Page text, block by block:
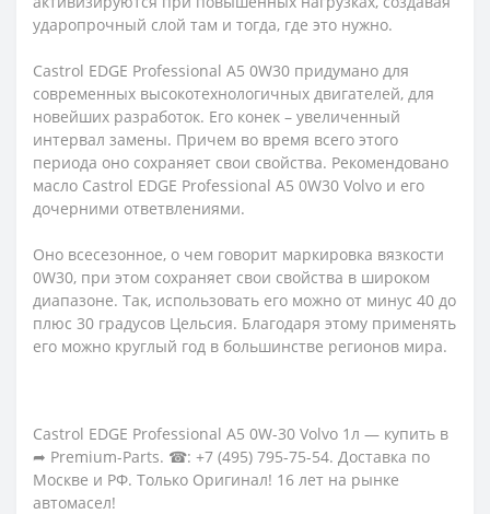
ударопрочный слой там и тогда, где это нужно.
Castrol EDGE Professional A5 0W30 придумано для
современных высокотехнологичных двигателей, для
новейших разработок. Его конек – увеличенный
интервал замены. Причем во время всего этого
периода оно сохраняет свои свойства. Рекомендовано
масло Castrol EDGE Professional A5 0W30 Volvo и его
дочерними ответвлениями.
Оно всесезонное, о чем говорит маркировка вязкости
0W30, при этом сохраняет свои свойства в широком
диапазоне. Так, использовать его можно от минус 40 до
плюс 30 градусов Цельсия. Благодаря этому применять
его можно круглый год в большинстве регионов мира.
Castrol EDGE Professional A5 0W-30 Volvo 1л — купить в
➦ Premium-Parts. ☎: +7 (495) 795-75-54. Доставка по
Москве и РФ. Только Оригинал! 16 лет на рынке
автомасел!